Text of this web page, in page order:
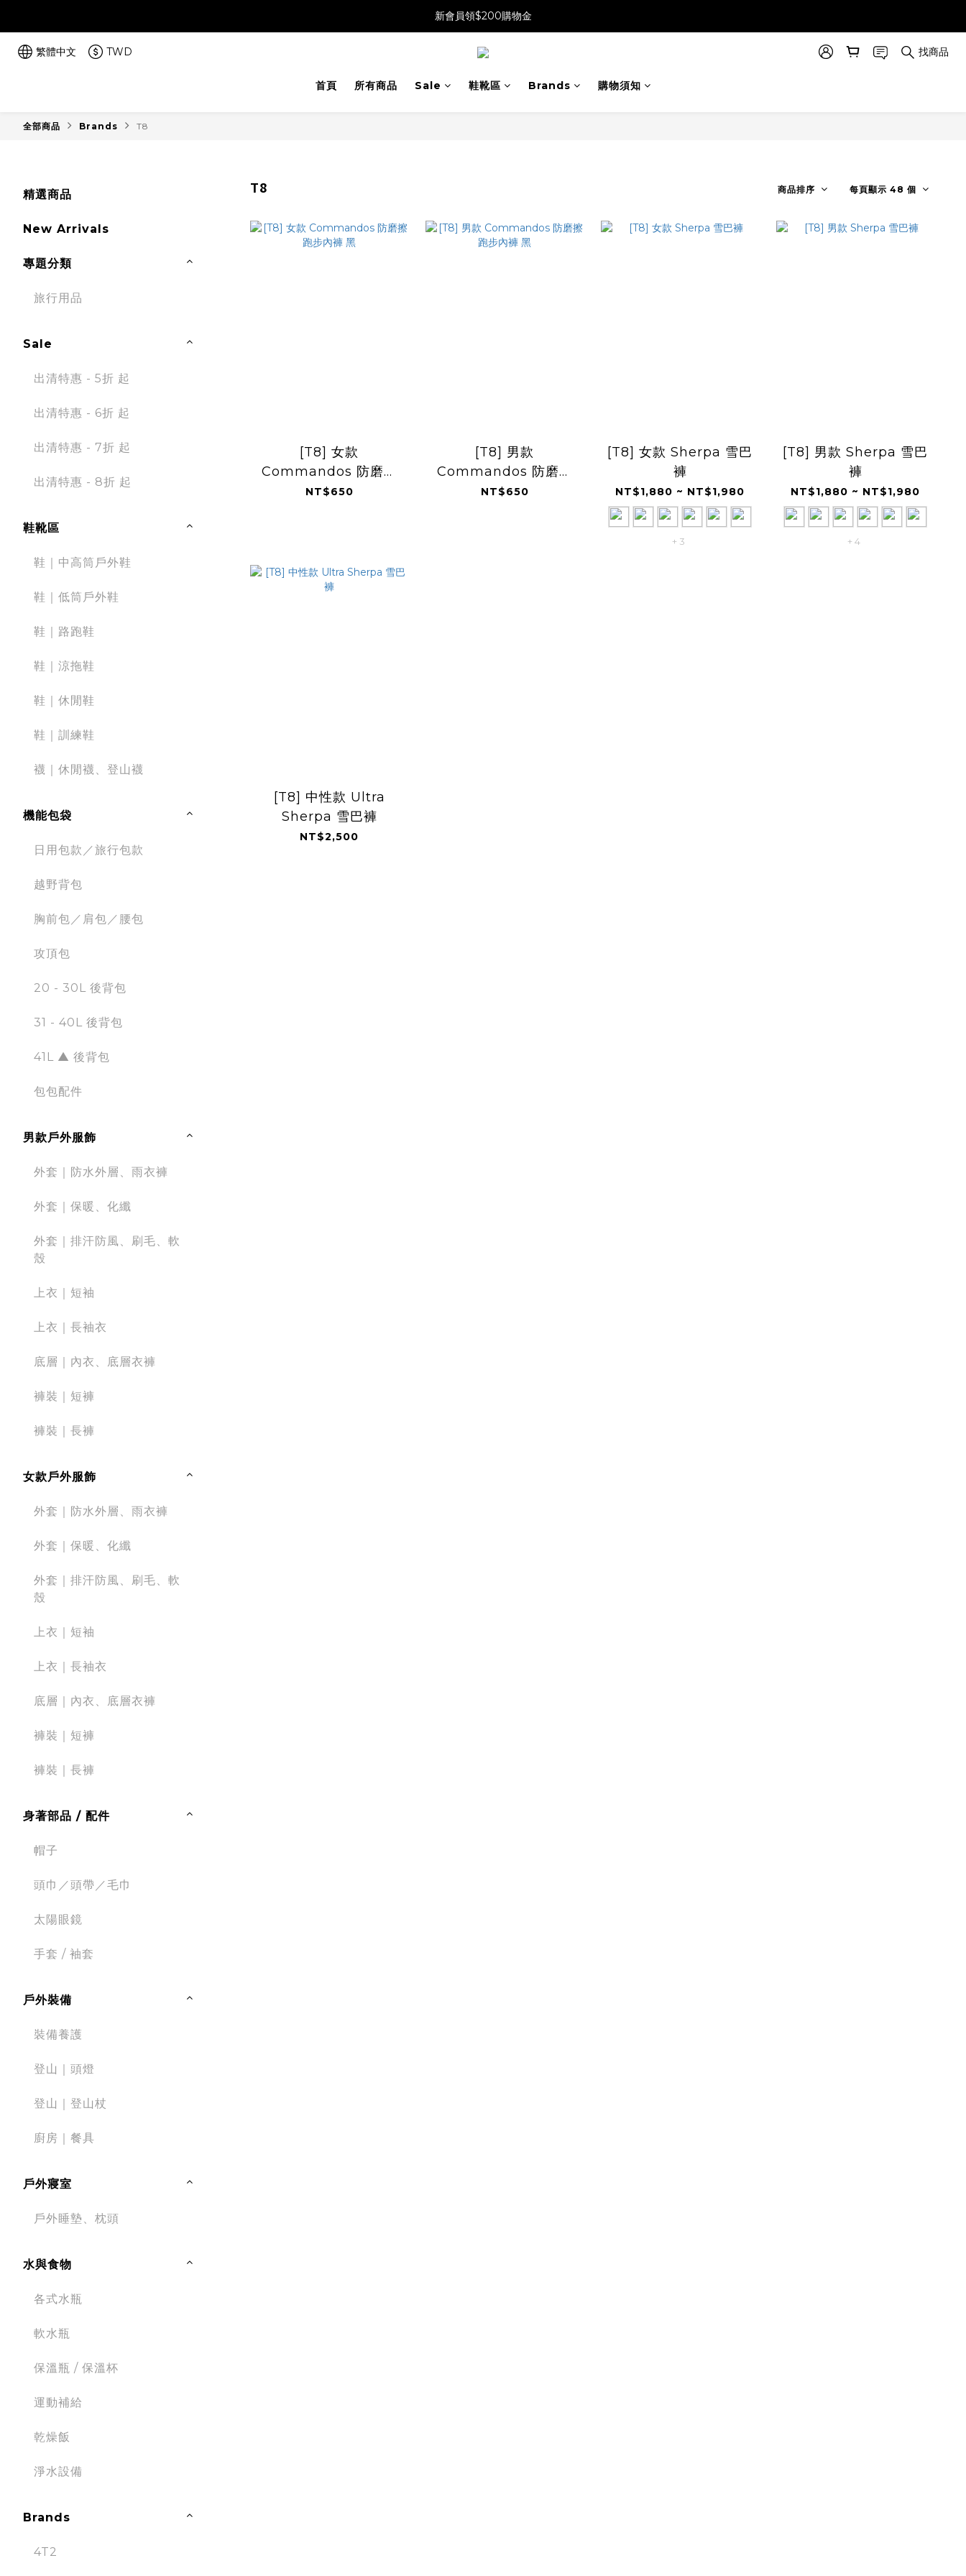
新會員領$200購物金
繁體中文 TWD 找商品
首頁 所有商品 Sale 鞋靴區 Brands 購物須知
全部商品 Brands T8
精選商品
New Arrivals
專題分類
旅行用品
Sale
出清特惠 - 5折 起
出清特惠 - 6折 起
出清特惠 - 7折 起
出清特惠 - 8折 起
鞋靴區
鞋｜中高筒戶外鞋
鞋｜低筒戶外鞋
鞋｜路跑鞋
鞋｜涼拖鞋
鞋｜休閒鞋
鞋｜訓練鞋
襪｜休閒襪、登山襪
機能包袋
日用包款／旅行包款
越野背包
胸前包／肩包／腰包
攻頂包
20 - 30L 後背包
31 - 40L 後背包
41L ▲ 後背包
包包配件
男款戶外服飾
外套｜防水外層、雨衣褲
外套｜保暖、化纖
外套｜排汗防風、刷毛、軟
殼
上衣｜短袖
上衣｜長袖衣
底層｜內衣、底層衣褲
褲裝｜短褲
褲裝｜長褲
女款戶外服飾
外套｜防水外層、雨衣褲
外套｜保暖、化纖
外套｜排汗防風、刷毛、軟
殼
上衣｜短袖
上衣｜長袖衣
底層｜內衣、底層衣褲
褲裝｜短褲
褲裝｜長褲
身著部品 / 配件
帽子
頭巾／頭帶／毛巾
太陽眼鏡
手套 / 袖套
戶外裝備
裝備養護
登山｜頭燈
登山｜登山杖
廚房｜餐具
戶外寢室
戶外睡墊、枕頭
水與食物
各式水瓶
軟水瓶
保溫瓶 / 保溫杯
運動補給
乾燥飯
淨水設備
Brands
4T2
T8 商品排序 每頁顯示 48 個
[T8] 女款
Commandos 防磨擦
跑步內褲 黑
NT$650
[T8] 男款
Commandos 防磨擦
跑步內褲 黑
NT$650
[T8] 女款 Sherpa 雪巴
褲
NT$1,880 ~ NT$1,980
+ 3
[T8] 男款 Sherpa 雪巴
褲
NT$1,880 ~ NT$1,980
+ 4
[T8] 中性款 Ultra
Sherpa 雪巴褲
NT$2,500